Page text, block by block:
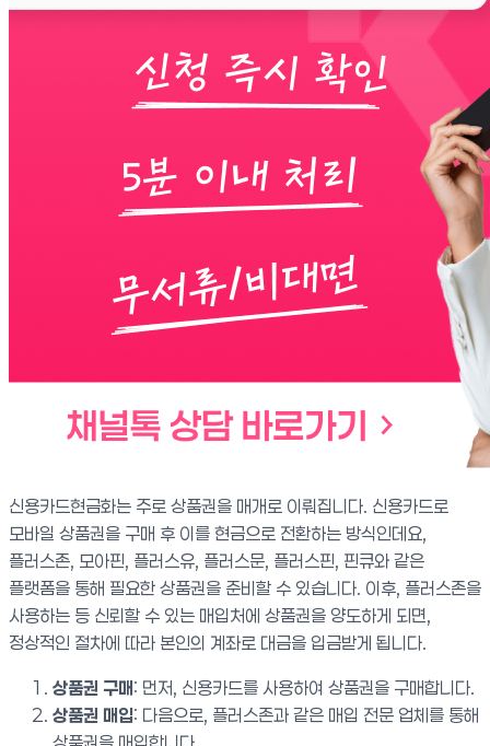
신용카드현금화는 주로 상품권을 매개로 이뤄집니다. 신용카드로
모바일 상품권을 구매 후 이를 현금으로 전환하는 방식인데요,
플러스존, 모아핀, 플러스유, 플러스문, 플러스핀, 핀큐와 같은
플랫폼을 통해 필요한 상품권을 준비할 수 있습니다. 이후, 플러스존을
사용하는 등 신뢰할 수 있는 매입처에 상품권을 양도하게 되면,
정상적인 절차에 따라 본인의 계좌로 대금을 입금받게 됩니다.
상품권 구매: 먼저, 신용카드를 사용하여 상품권을 구매합니다.
상품권 매입: 다음으로, 플러스존과 같은 매입 전문 업체를 통해